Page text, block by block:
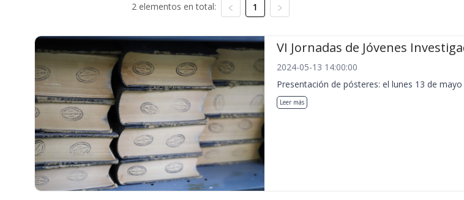
2 elementos en total: 1
VI Jornadas de Jóvenes
2024-05-13 14:00:00
Presentación de pósteres: el lunes 13 de mayo
Leer más